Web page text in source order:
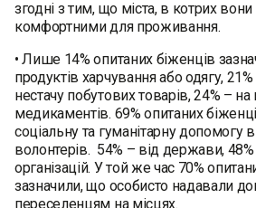
згодні з тим, що міста, в котрих вони
комфортними для проживання.
• Лише 14% опитаних біженців
продуктів харчування або одягу,
нестачу побутових товарів, 24% – на
медикаментів. 69% опитаних
соціальну та гуманітарну допомогу
волонтерів. 54% – від держави, 48%
організацій. У той же час 70%
зазначили, що особисто надавали
переселенцям на місцях.